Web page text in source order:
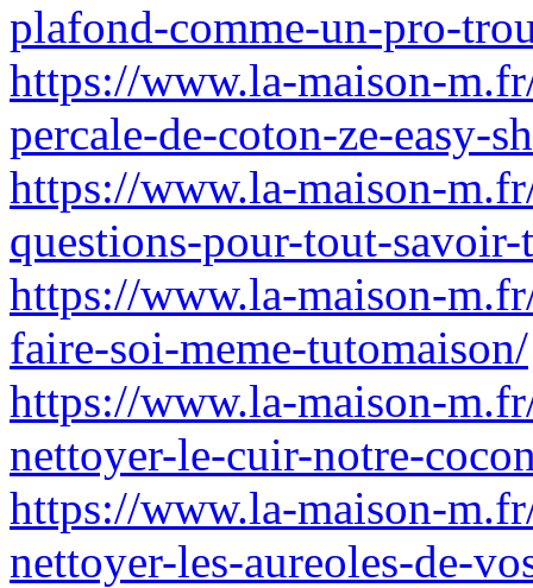
plafond-comme-un-pro-
https://www.la-maison-
percale-de-coton-ze-easy-
https://www.la-maison-
questions-pour-tout-
https://www.la-maison-
faire-soi-meme-tutomaison/
https://www.la-maison-
nettoyer-le-cuir-notre-
https://www.la-maison-
nettoyer-les-aureoles-de-